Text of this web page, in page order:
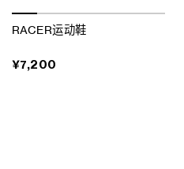
RACER运动鞋
¥7,200